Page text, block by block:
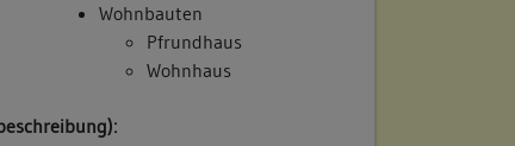
Wohnbauten
Pfrundhaus
Wohnhaus